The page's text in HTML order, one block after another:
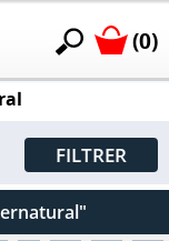
(0)
FILTRER